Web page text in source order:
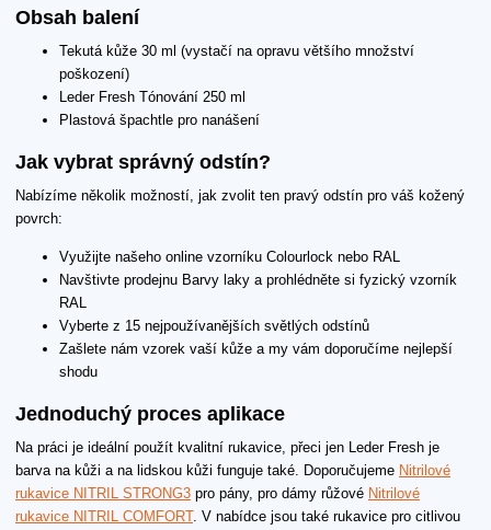
Obsah balení
Tekutá kůže 30 ml (vystačí na opravu většího množství
poškození)
Leder Fresh Tónování 250 ml
Plastová špachtle pro nanášení
Jak vybrat správný odstín?
Nabízíme několik možností, jak zvolit ten pravý odstín pro váš kožený
povrch:
Využijte našeho online vzorníku Colourlock nebo RAL
Navštivte prodejnu Barvy laky a prohlédněte si fyzický vzorník
RAL
Vyberte z 15 nejpoužívanějších světlých odstínů
Zašlete nám vzorek vaší kůže a my vám doporučíme nejlepší
shodu
Jednoduchý proces aplikace
Na práci je ideální použít kvalitní rukavice, přeci jen Leder Fresh je
barva na kůži a na lidskou kůži funguje také. Doporučujeme Nitrilové
rukavice NITRIL STRONG3 pro pány, pro dámy růžové Nitrilové
rukavice NITRIL COMFORT. V nabídce jsou také rukavice pro citlivou